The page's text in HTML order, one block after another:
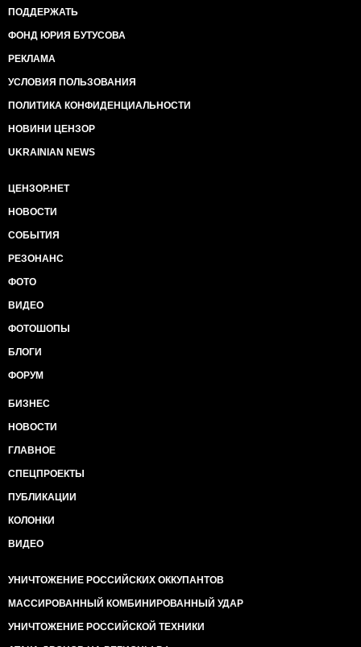
ПОДДЕРЖАТЬ
ФОНД ЮРИЯ БУТУСОВА
РЕКЛАМА
УСЛОВИЯ ПОЛЬЗОВАНИЯ
ПОЛИТИКА КОНФИДЕНЦИАЛЬНОСТИ
НОВИНИ ЦЕНЗОР
UKRAINIAN NEWS
ЦЕНЗОР.НЕТ
НОВОСТИ
СОБЫТИЯ
РЕЗОНАНС
ФОТО
ВИДЕО
ФОТОШОПЫ
БЛОГИ
ФОРУМ
БИЗНЕС
НОВОСТИ
ГЛАВНОЕ
СПЕЦПРОЕКТЫ
ПУБЛИКАЦИИ
КОЛОНКИ
ВИДЕО
УНИЧТОЖЕНИЕ РОССИЙСКИХ ОККУПАНТОВ
МАССИРОВАННЫЙ КОМБИНИРОВАННЫЙ УДАР
УНИЧТОЖЕНИЕ РОССИЙСКОЙ ТЕХНИКИ